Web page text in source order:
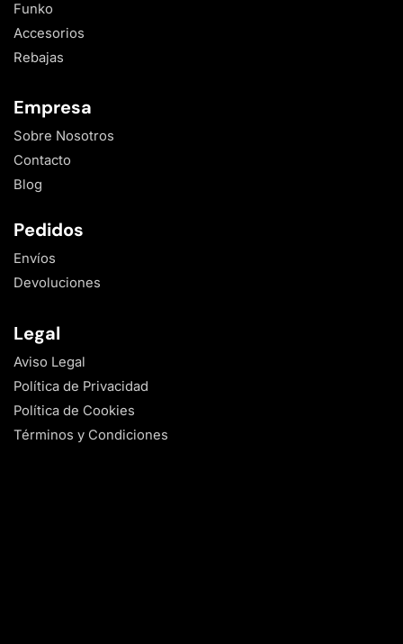
Funko
Accesorios
Rebajas
Empresa
Sobre Nosotros
Contacto
Blog
Pedidos
Envíos
Devoluciones
Legal
Aviso Legal
Política de Privacidad
Política de Cookies
Términos y Condiciones